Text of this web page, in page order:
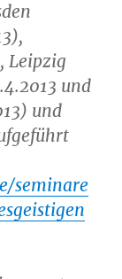
Leipzig
und
und
seminare